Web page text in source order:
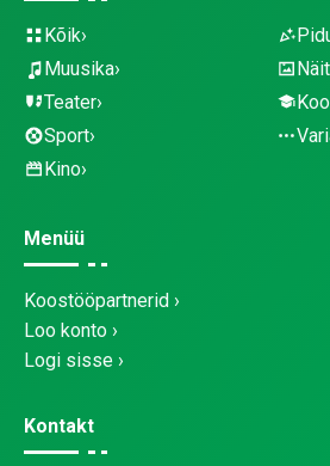
Kõik
Muusika
Teater
Sport
Kino
Menüü
Koostööpartnerid
Loo konto
Logi sisse
Kontakt